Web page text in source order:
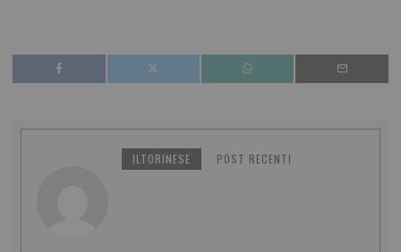
ILTORINESE POST RECENTI